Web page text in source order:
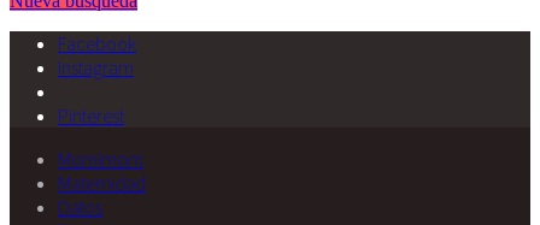
Facebook
Instagram
Pinterest
Momimom
Maternidad
Datos